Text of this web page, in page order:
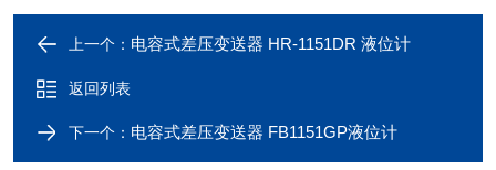
上一个： 电容式差压变送器 HR-1151DR 液位计
返回列表
下一个： 电容式差压变送器 FB1151GP液位计